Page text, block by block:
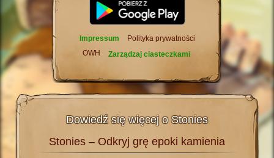
Impressum
Polityka prywatności
OWH
Zarządzaj ciasteczkami
Dowiedź się więcej o Stonies
Stonies – Odkryj grę epoki kamienia